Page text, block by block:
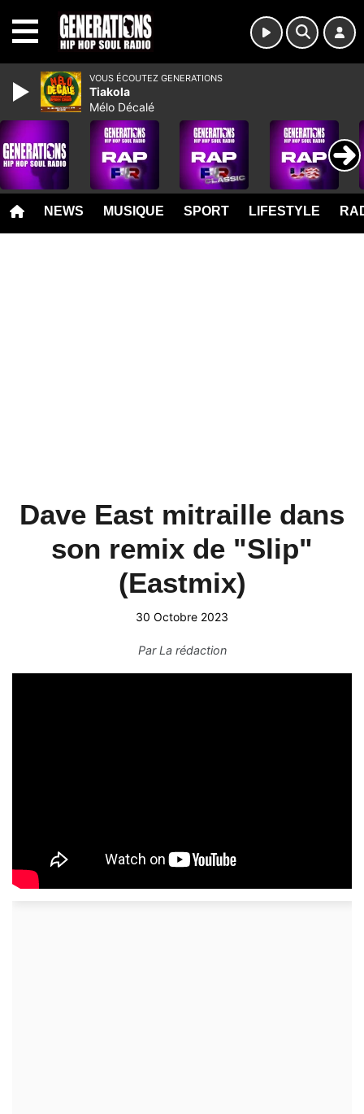
NEWS MUSIQUE SPORT LIFESTYLE
Dave East mitraille dans
son remix de "Slip"
(Eastmix)
30 Octobre 2023
ParLa rédaction
VOUS ÉCOUTEZ GENERATIONS
Tiakola
Mélo Décalé